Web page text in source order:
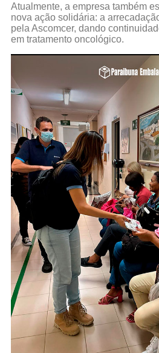
Atualmente, a empresa também
nova ação solidária: a
pela Ascomcer, dando
em tratamento oncológico.